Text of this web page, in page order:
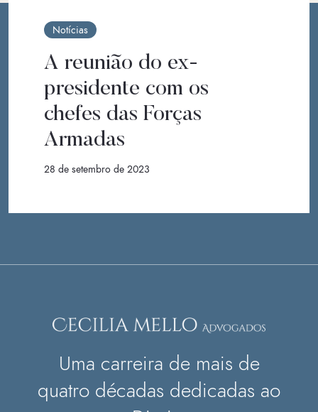
Notícias
A reunião do ex-
presidente com os
chefes das Forças
Armadas
28 de setembro de 2023
Uma carreira de mais de
quatro décadas dedicadas ao